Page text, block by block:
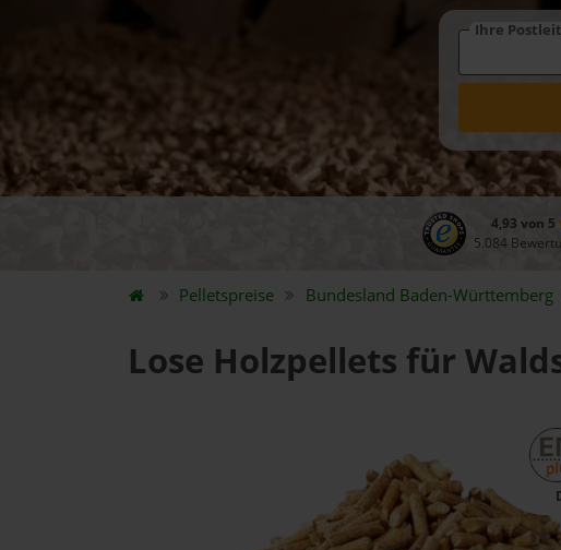
Ihre
4,93 von 5
5.084
Pelletspreise Bundesland Baden-Württemberg
Lose Holzpellets für